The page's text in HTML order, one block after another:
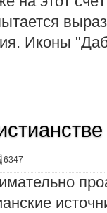
Иконы
6347